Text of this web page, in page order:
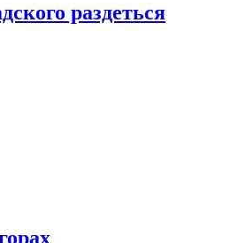
раздеться